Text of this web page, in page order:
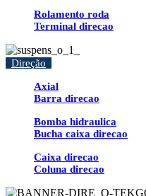
Rolamento roda
Terminal direcao
Direção
Axial
Barra direcao
Bomba hidraulica
Bucha caixa direcao
Caixa direcao
Coluna direcao